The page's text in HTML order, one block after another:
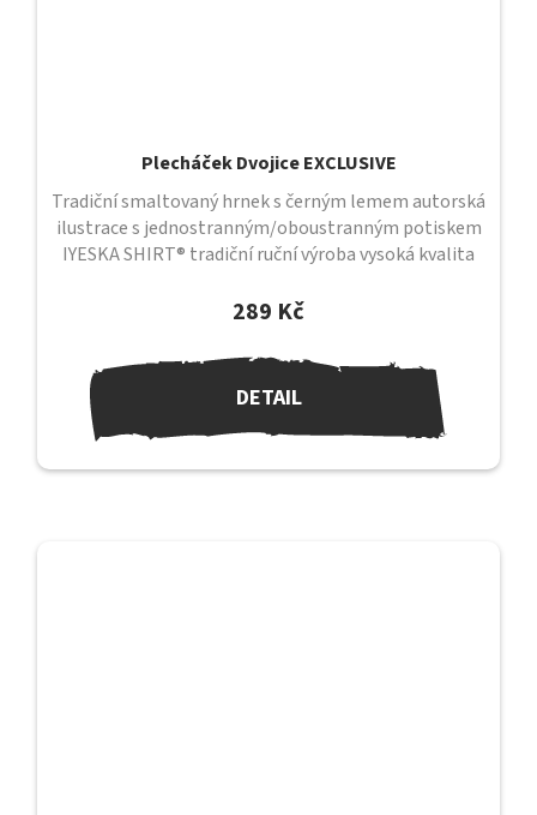
Plecháček Dvojice EXCLUSIVE
289 Kč
DETAIL
Tradiční smaltovaný hrnek s černým lemem autorská
ilustrace s jednostranným/oboustranným potiskem
IYESKA SHIRT® tradiční ruční výroba vysoká kvalita